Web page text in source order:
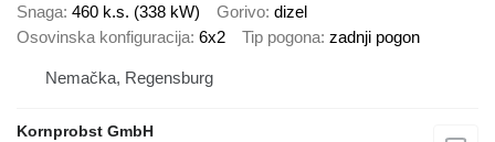
Snaga 460 k.s. (338 kW) Gorivo dizel
Osovinska konfiguracija 6x2 Tip pogona zadnji pogon
Nemačka, Regensburg
Kornprobst GmbH